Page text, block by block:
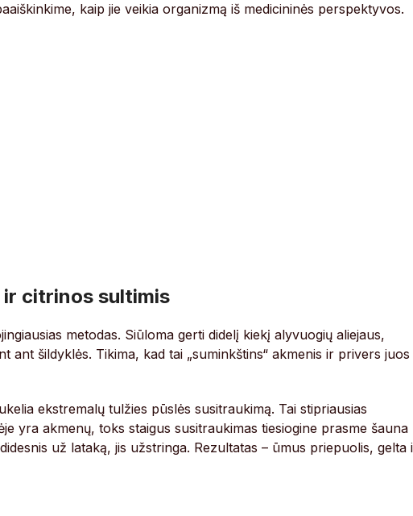
kaip jie veikia organizmą iš medicininės perspektyvos.
ir citrinos sultimis
metodas. Siūloma gerti didelį kiekį alyvuogių aliejaus,
ant šildyklės. Tikima, kad tai „suminkštins“ akmenis ir privers juos
ekstremalų tulžies pūslės susitraukimą. Tai stipriausias
yra akmenų, toks staigus susitraukimas tiesiogine prasme šauna
už lataką, jis užstringa. Rezultatas – ūmus priepuolis, gelta